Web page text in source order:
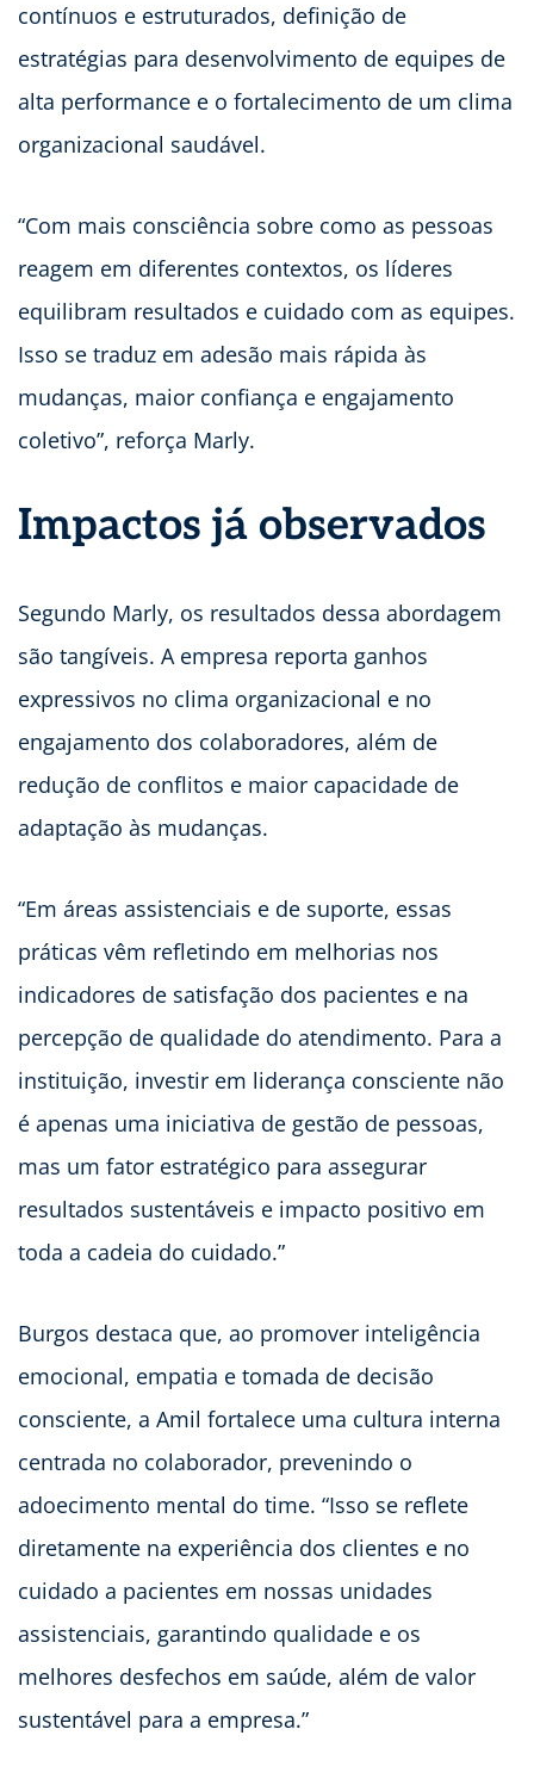
contínuos e estruturados, definição de
estratégias para desenvolvimento de equipes de
alta performance e o fortalecimento de um clima
organizacional saudável.
“Com mais consciência sobre como as pessoas
reagem em diferentes contextos, os líderes
equilibram resultados e cuidado com as equipes.
Isso se traduz em adesão mais rápida às
mudanças, maior confiança e engajamento
coletivo”, reforça Marly.
Impactos já observados
Segundo Marly, os resultados dessa abordagem
são tangíveis. A empresa reporta ganhos
expressivos no clima organizacional e no
engajamento dos colaboradores, além de
redução de conflitos e maior capacidade de
adaptação às mudanças.
“Em áreas assistenciais e de suporte, essas
práticas vêm refletindo em melhorias nos
indicadores de satisfação dos pacientes e na
percepção de qualidade do atendimento. Para a
instituição, investir em liderança consciente não
é apenas uma iniciativa de gestão de pessoas,
mas um fator estratégico para assegurar
resultados sustentáveis e impacto positivo em
toda a cadeia do cuidado.”
Burgos destaca que, ao promover inteligência
emocional, empatia e tomada de decisão
consciente, a Amil fortalece uma cultura interna
centrada no colaborador, prevenindo o
adoecimento mental do time. “Isso se reflete
diretamente na experiência dos clientes e no
cuidado a pacientes em nossas unidades
assistenciais, garantindo qualidade e os
melhores desfechos em saúde, além de valor
sustentável para a empresa.”